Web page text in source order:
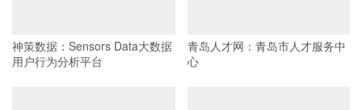
神策数据：Sensors Data大数据
用户行为分析平台
青岛人才网：青岛市人才服务中
心